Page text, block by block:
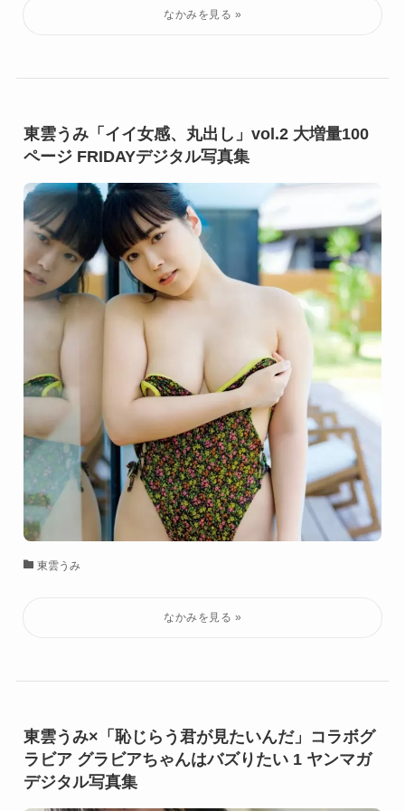
東雲うみ「イイ女感、丸出し」vol.2 大増量100
ページ FRIDAYデジタル写真集
東雲うみ
東雲うみ×「恥じらう君が見たいんだ」コラボグ
ラビア グラビアちゃんはバズりたい 1 ヤンマガ
デジタル写真集